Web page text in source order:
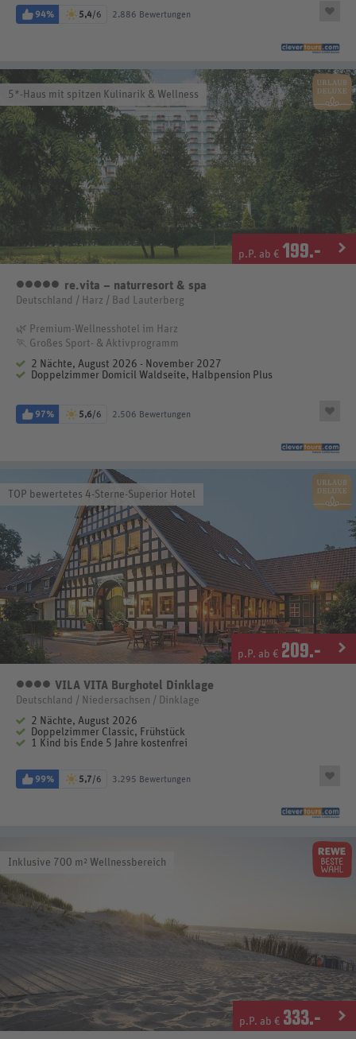
94% 5,4/6 2.886 Bewertungen
5*-Haus mit spitzen Kulinarik & Wellness
p.P. ab € 199.-
5 Sterne
re.vita – naturresort & spa
Deutschland / Harz / Bad Lauterberg
🌿 Premium-Wellnesshotel im Harz
🏃 Großes Sport- & Aktivprogramm
2 Nächte, August 2026 - November 2027
Doppelzimmer Domicil Waldseite, Halbpension Plus
97% 5,6/6 2.506 Bewertungen
TOP bewertetes 4-Sterne-Superior Hotel
p.P. ab € 209.-
4 Sterne
VILA VITA Burghotel Dinklage
Deutschland / Niedersachsen / Dinklage
2 Nächte, August 2026
Doppelzimmer Classic, Frühstück
1 Kind bis Ende 5 Jahre kostenfrei
99% 5,7/6 3.295 Bewertungen
Inklusive 700 m² Wellnessbereich
p.P. ab € 333.-